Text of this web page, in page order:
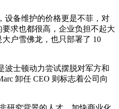
备维护的价格更是不菲，对
求也都很高，企业负担不起大
户雪佛龙，也只部署了 10
士顿动力尝试摆脱对军方和
卸任 CEO 则标志着公司向